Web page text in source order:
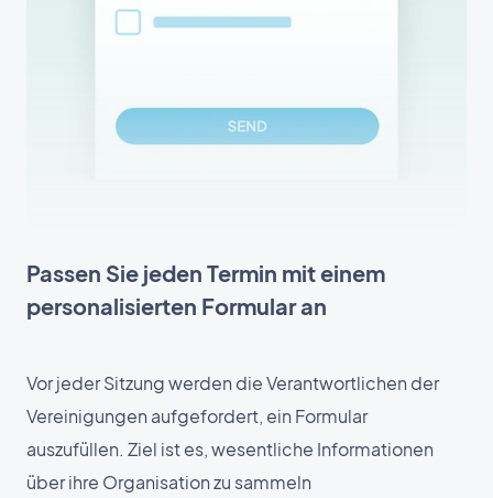
Passen Sie jeden Termin mit einem
personalisierten Formular an
Vor jeder Sitzung werden die Verantwortlichen der
Vereinigungen aufgefordert, ein Formular
auszufüllen. Ziel ist es, wesentliche Informationen
über ihre Organisation zu sammeln